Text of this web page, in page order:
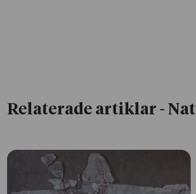
Relaterade artiklar -